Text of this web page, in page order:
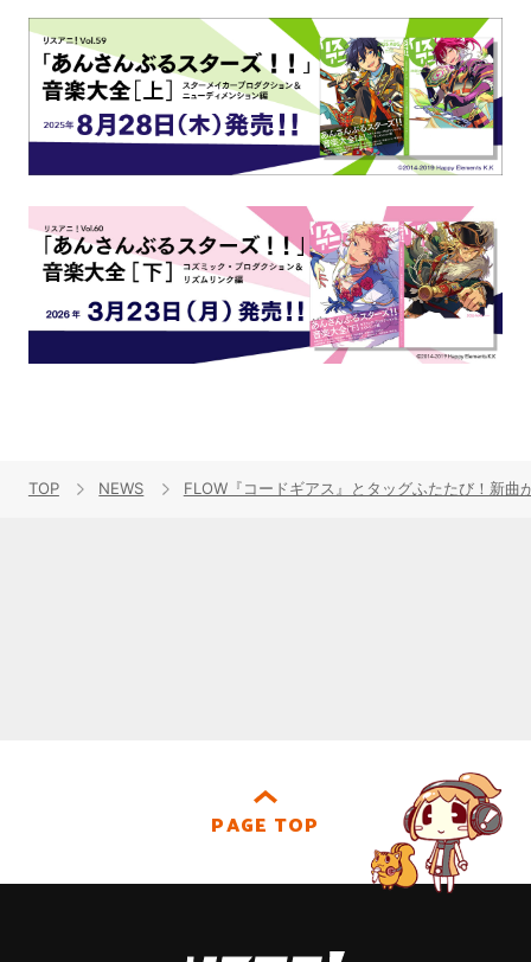
TOP NEWS FLOW『コードギアス』とタッグふたたび！新
PAGE TOP